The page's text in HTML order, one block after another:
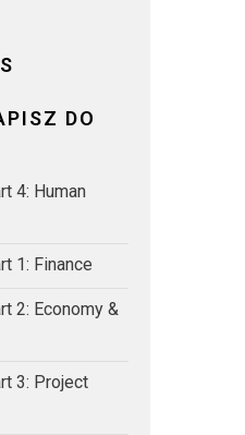
DO
4: Human
1: Finance
2: Economy &
3: Project